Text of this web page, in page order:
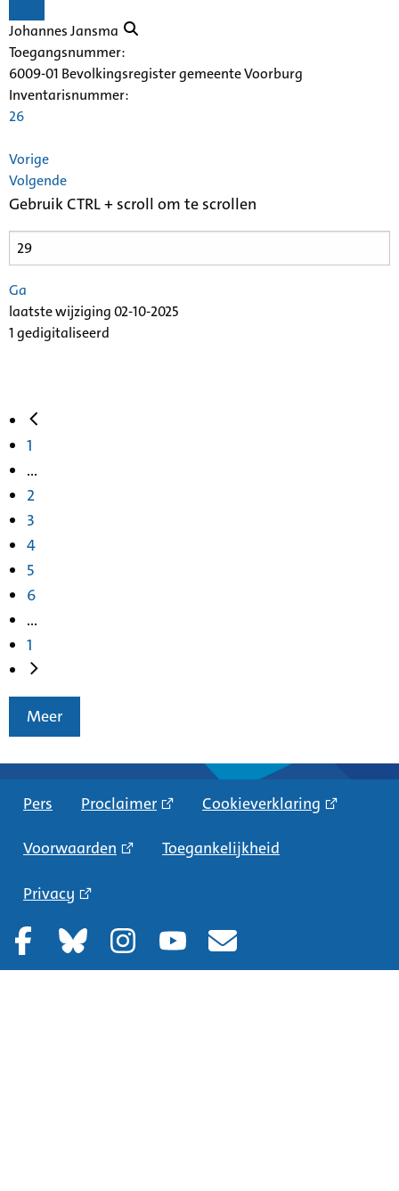
Johannes Jansma
Toegangsnummer:
6009-01 Bevolkingsregister gemeente Voorburg
Inventarisnummer:
26
Vorige
Volgende
Gebruik CTRL + scroll om te scrollen
Ga
laatste wijziging 02-10-2025
1 gedigitaliseerd
1
...
2
3
4
5
6
...
1
Meer
Pers Proclaimer Cookieverklaring
Voorwaarden Toegankelijkheid
Privacy